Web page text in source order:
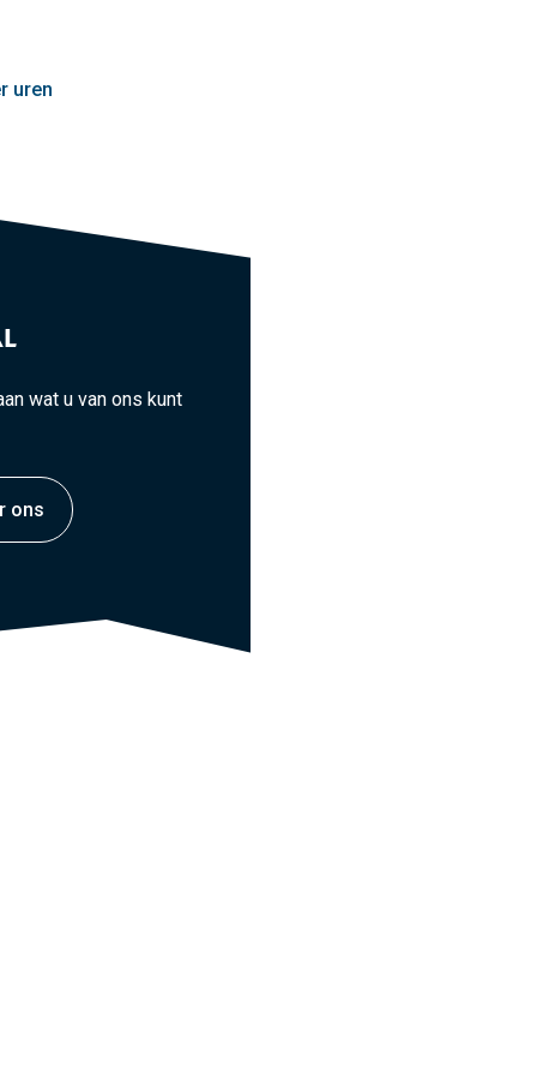
uren
wat u van ons kunt
ons